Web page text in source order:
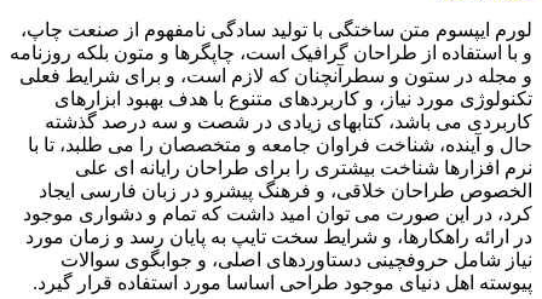
لورم ایپسوم متن ساختگی با تولید سادگی نامفهوم از صنعت چاپ،
و با استفاده از طراحان گرافیک است، چاپگرها و متون بلکه روزنامه
و مجله در ستون و سطرآنچنان که لازم است، و برای شرایط فعلی
تکنولوژی مورد نیاز، و کاربردهای متنوع با هدف بهبود ابزارهای
کاربردی می باشد، کتابهای زیادی در شصت و سه درصد گذشته
حال و آینده، شناخت فراوان جامعه و متخصصان را می طلبد، تا با
نرم افزارها شناخت بیشتری را برای طراحان رایانه ای علی
الخصوص طراحان خلاقی، و فرهنگ پیشرو در زبان فارسی ایجاد
کرد، در این صورت می توان امید داشت که تمام و دشواری موجود
در ارائه راهکارها، و شرایط سخت تایپ به پایان رسد و زمان مورد
نیاز شامل حروفچینی دستاوردهای اصلی، و جوابگوی سوالات
پیوسته اهل دنیای موجود طراحی اساسا مورد استفاده قرار گیرد.